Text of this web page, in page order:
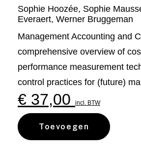
Sophie Hoozée, Sophie
Everaert, Werner Bruggeman
Management Accounting and
comprehensive overview of
performance measurement
control practices for (future)
€ 37,00 incl. BTW
Toevoegen